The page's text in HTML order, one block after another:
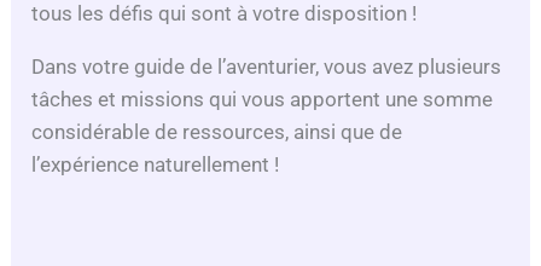
tous les défis qui sont à votre disposition !
Dans votre guide de l’aventurier, vous avez plusieurs
tâches et missions qui vous apportent une somme
considérable de ressources, ainsi que de
l’expérience naturellement !